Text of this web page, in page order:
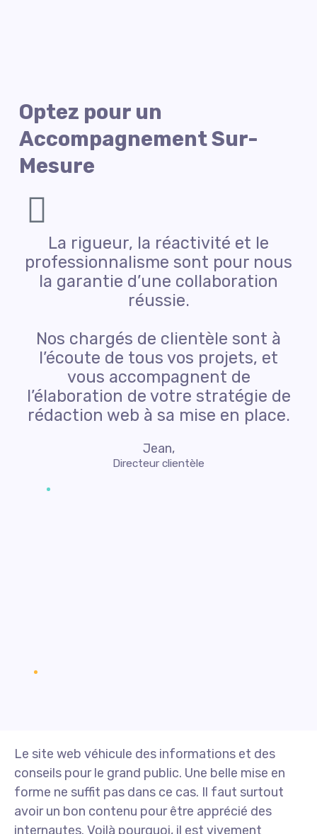
Optez pour un
Accompagnement Sur-
Mesure
La rigueur, la réactivité et le
professionnalisme sont pour nous
la garantie d’une collaboration
réussie.
Nos chargés de clientèle sont à
l’écoute de tous vos projets, et
vous accompagnent de
l’élaboration de votre stratégie de
rédaction web à sa mise en place.
Jean,
Directeur clientèle
Le site web véhicule des informations et des
conseils pour le grand public. Une belle mise en
forme ne suffit pas dans ce cas. Il faut surtout
avoir un bon contenu pour être apprécié des
internautes. Voilà pourquoi, il est vivement